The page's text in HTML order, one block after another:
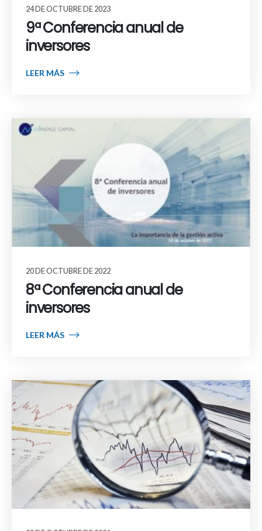
24 DE OCTUBRE DE 2023
9ª Conferencia anual de
inversores
LEER MÁS
20 DE OCTUBRE DE 2022
8ª Conferencia anual de
inversores
LEER MÁS